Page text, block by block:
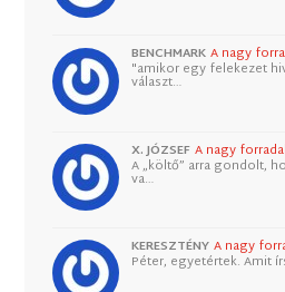
BENCHMARK A nagy
"amikor egy felekezet
választ…
X. JÓZSEF A nagy
A „költő” arra gondolt,
va…
KERESZTÉNY A nagy
Péter, egyetértek. Amit